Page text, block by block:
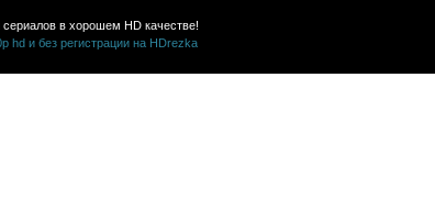
в хорошем HD качестве!
и без регистрации на HDrezka